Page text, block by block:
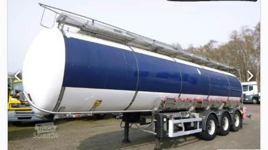
Создать отдельное объявление